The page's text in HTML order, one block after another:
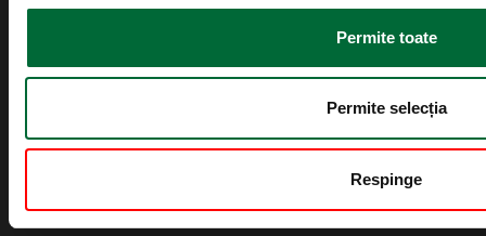
Permite toate
Permite selecția
Respinge
Linkuri Utile
A.N.P.C.
Termeni si conditii